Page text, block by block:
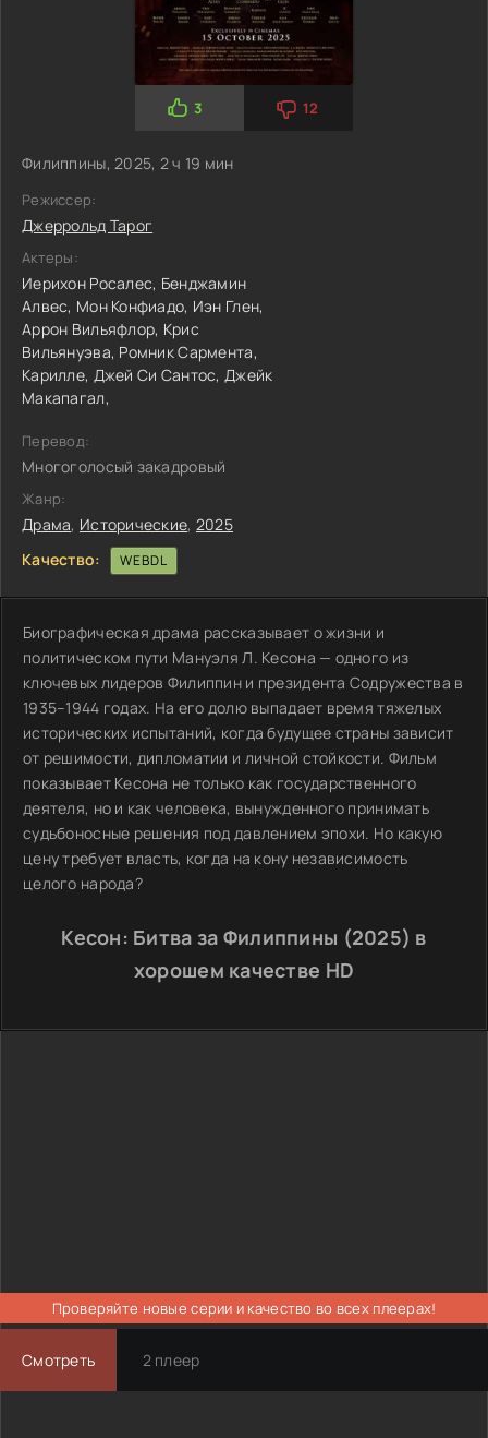
3 12
Филиппины, 2025, 2 ч 19 мин
Режиссер:
Джеррольд Тарог
Актеры:
Иерихон Росалес, Бенджамин
Алвес, Мон Конфиадо, Иэн Глен,
Аррон Вильяфлор, Крис
Вильянуэва, Ромник Сармента,
Карилле, Джей Си Сантос,Джейк
Макапагал,
Перевод:
Многоголосый закадровый
Жанр:
Драма, Исторические, 2025
Качество:
WEBDL
Биографическая драма рассказывает о жизни и
политическом пути Мануэля Л. Кесона — одного из
ключевых лидеров Филиппин и президента Содружества в
1935–1944 годах. На его долю выпадает время тяжелых
исторических испытаний, когда будущее страны зависит
от решимости, дипломатии и личной стойкости. Фильм
показывает Кесона не только как государственного
деятеля, но и как человека, вынужденного принимать
судьбоносные решения под давлением эпохи. Но какую
цену требует власть, когда на кону независимость
целого народа?
Кесон: Битва за Филиппины (2025) в
хорошем качестве HD
Проверяйте новые серии и качество во всех плеерах!
Смотреть 2 плеер